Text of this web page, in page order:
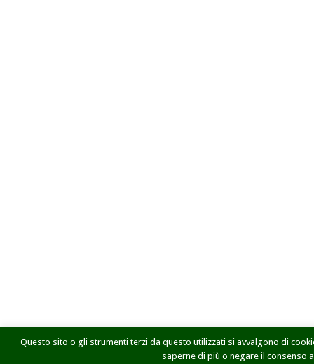
Questo sito o gli strumenti terzi da questo utilizzati si avvalgono di
saperne di più o negare il consenso